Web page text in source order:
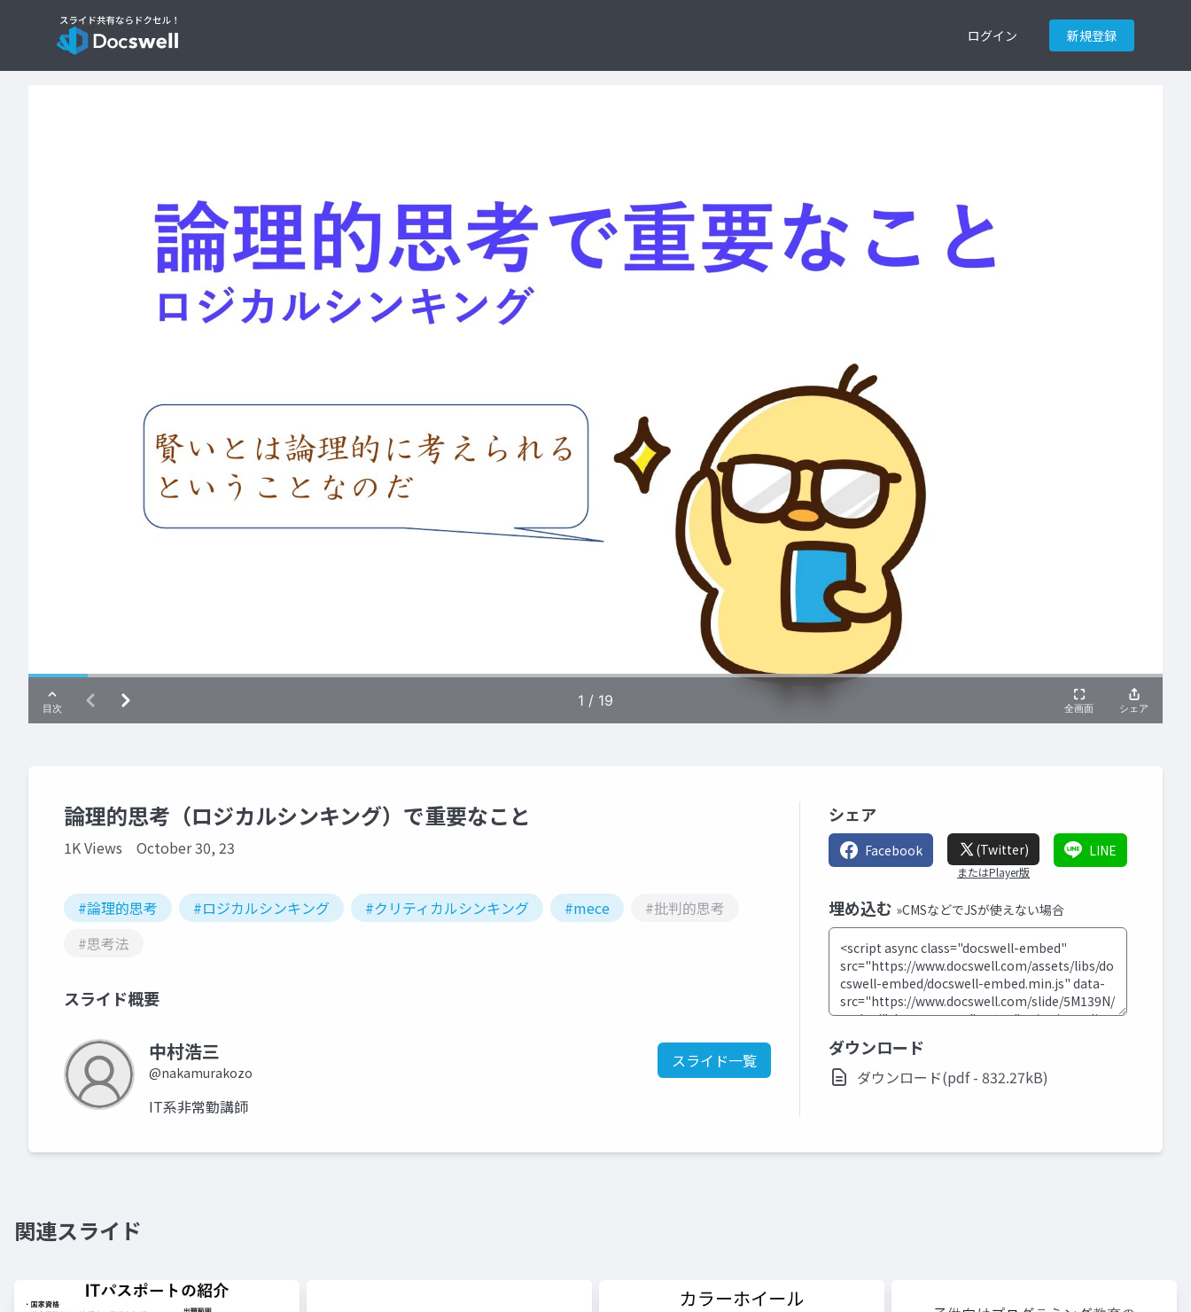
ログイン 新規登録
論理的思考（ロジカルシンキング）で重要なこと
1K Views October 30, 23
#論理的思考 #ロジカルシンキング #クリティカルシンキング #mece
#批判的思考
#思考法
スライド概要
中村浩三
@nakamurakozo
スライド一覧
IT系非常勤講師
シェア
Facebook (Twitter)
またはPlayer版
LINE
埋め込む »CMSなどでJSが使えない場合
ダウンロード
ダウンロード(pdf - 832.27kB)
関連スライド